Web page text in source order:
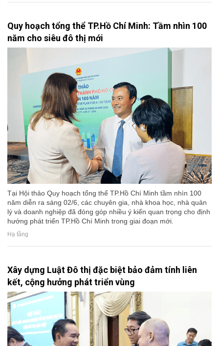
Quy hoạch tổng thể TP.Hồ Chí Minh: Tầm nhìn 100
năm cho siêu đô thị mới
Tại Hội thảo Quy hoạch tổng thể TP.Hồ Chí Minh tầm nhìn 100
năm diễn ra sáng 02/6, các chuyên gia, nhà khoa học, nhà quản
lý và doanh nghiệp đã đóng góp nhiều ý kiến quan trọng cho định
hướng phát triển TP.Hồ Chí Minh trong giai đoạn mới.
Hạ tầng
Xây dựng Luật Đô thị đặc biệt bảo đảm tính liên
kết, cộng hưởng phát triển vùng